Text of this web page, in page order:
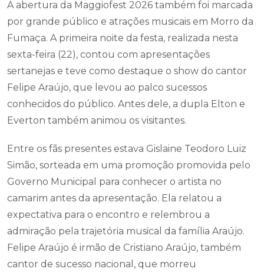
A abertura da Maggiofest 2026 também foi marcada
por grande público e atrações musicais em Morro da
Fumaça. A primeira noite da festa, realizada nesta
sexta-feira (22), contou com apresentações
sertanejas e teve como destaque o show do cantor
Felipe Araújo, que levou ao palco sucessos
conhecidos do público. Antes dele, a dupla Elton e
Everton também animou os visitantes.
Entre os fãs presentes estava Gislaine Teodoro Luiz
Simão, sorteada em uma promoção promovida pelo
Governo Municipal para conhecer o artista no
camarim antes da apresentação. Ela relatou a
expectativa para o encontro e relembrou a
admiração pela trajetória musical da família Araújo.
Felipe Araújo é irmão de Cristiano Araújo, também
cantor de sucesso nacional, que morreu